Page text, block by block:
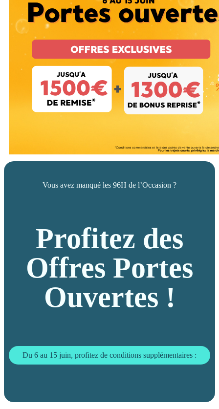
Vous avez manqué les 96H de l’Occasion ?
Profitez des
Offres Portes
Ouvertes !
Du 6 au 15 juin, profitez de conditions supplémentaires :